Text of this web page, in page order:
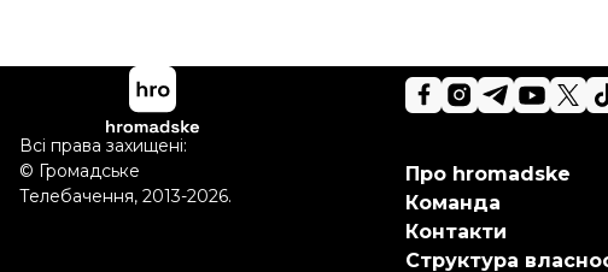
Про hromadske
Команда
Контакти
Структура
Всі права захищені:
© Громадське
Телебачення, 2013-2026.